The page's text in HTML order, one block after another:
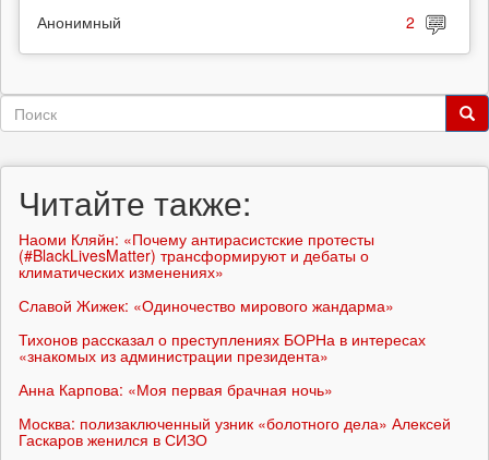
Анонимный 2
Форма
Читайте также:
Наоми Кляйн: «Почему антирасистские протесты
(#BlackLivesMatter) трансформируют и дебаты о
климатических изменениях»
Славой Жижек: «Одиночество мирового жандарма»
Тихонов рассказал о преступлениях БОРНа в интересах
«знакомых из администрации президента»
Анна Карпова: «Моя первая брачная ночь»
Москва: полизаключенный узник «болотного дела» Алексей
Гаскаров женился в СИЗО